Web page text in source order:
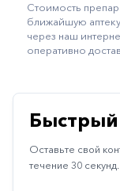
Метаболизм
Наружные
средства
Стоимость
ближайшую
через наш
оперативно
Быстрый
Оставьте свой
течение 30 секунд.